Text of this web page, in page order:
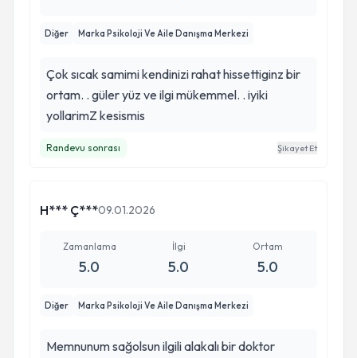
Diğer Marka Psikoloji Ve Aile Danışma Merkezi
Çok sıcak samimi kendinizi rahat hissettiginz bir
ortam. . güler yüz ve ilgi mükemmel. . iyiki
yollarimZ kesismis
Randevu sonrası Şikayet Et
H*** Ç***09.01.2026
Zamanlama
5.0
İlgi
5.0
Ortam
5.0
Diğer Marka Psikoloji Ve Aile Danışma Merkezi
Memnunum sağolsun ilgili alakalı bir doktor